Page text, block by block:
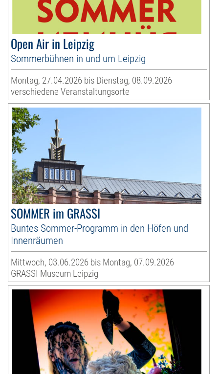
Open Air in Leipzig
Sommerbühnen in und um Leipzig
Montag, 27.04.2026 bis Dienstag, 08.09.2026
verschiedene Veranstaltungsorte
SOMMER im GRASSI
Buntes Sommer-Programm in den Höfen und
Innenräumen
Mittwoch, 03.06.2026 bis Montag, 07.09.2026
GRASSI Museum Leipzig